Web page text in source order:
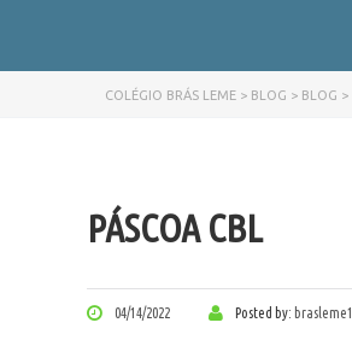
COLÉGIO BRÁS LEME > BLOG > BLOG >
PÁSCOA CBL
04/14/2022 Posted by: brasleme1